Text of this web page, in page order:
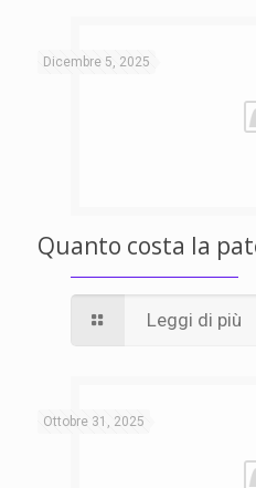
Dicembre 5, 2025
Quanto costa la
Leggi di più
Ottobre 31, 2025